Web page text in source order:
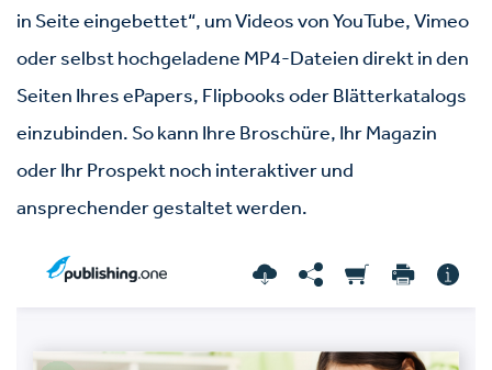
in Seite eingebettet“, um Videos von YouTube, Vimeo
oder selbst hochgeladene MP4-Dateien direkt in den
Seiten Ihres ePapers, Flipbooks oder Blätterkatalogs
einzubinden. So kann Ihre Broschüre, Ihr Magazin
oder Ihr Prospekt noch interaktiver und
ansprechender gestaltet werden.